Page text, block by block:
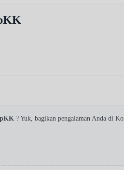
? Yuk, bagikan pengalaman Anda di